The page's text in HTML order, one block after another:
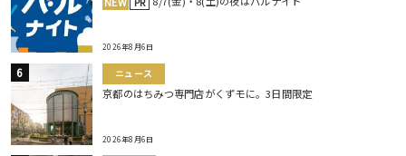
2026年8月6日
ニュース
京都のはちみつ専門店がくずモに。3日間限定
2026年8月6日